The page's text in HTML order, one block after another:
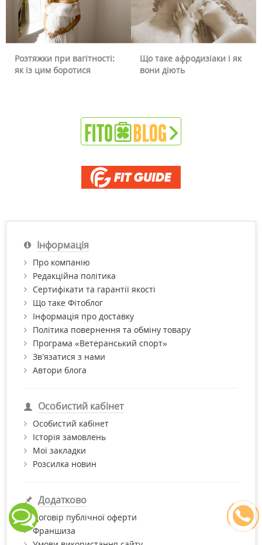
Що таке афродизіаки і як
вони діють
Чому червоніє обличчя і
чи можна це прибрати
Інформація
Про компанію
Редакційна політика
Сертифікати та гарантії якості
Що таке Фітоблог
Інформація про доставку
Політика повернення та обміну товару
Програма «Ветеранський спорт»
Зв’язатися з нами
Автори блога
Особистий кабінет
Особистий кабінет
Історія замовлень
Мої закладки
Розсилка новин
Додатково
Договір публічної оферти
Франшиза